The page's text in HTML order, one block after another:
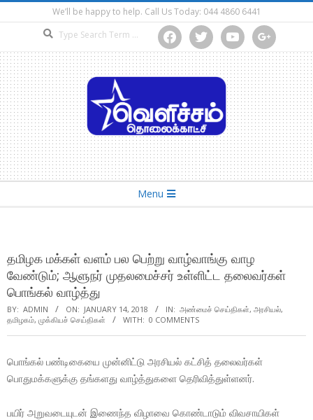
to
We’ll be happy to help. Call Us Today: 044 4860 6441
facebooktwitter youtube google
Menu
தமிழக மக்கள் வளம் பல பெற்று வாழ்வாங்கு வாழ
வேண்டும்; ஆளுநர் முதலமைச்சர் உள்ளிட்ட தலைவர்கள்
பொங்கல் வாழ்த்து
BY: ADMIN ON: JANUARY 14, 2018 IN: அண்மைச் செய்திகள், அரசியல்,
தமிழகம், முக்கியச் செய்திகள் WITH: 0 COMMENTS
பொங்கல் பண்டிகையை முன்னிட்டு அரசியல் கட்சித் தலைவர்கள்
பொதுமக்களுக்கு தங்களது வாழ்த்துகளை தெரிவித்துள்ளனர்.
பயிர் அறுவடையுடன் இணைந்த விழாவை கொண்டாடும் விவசாயிகள்